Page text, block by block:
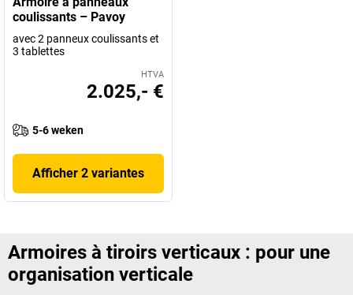
coulissants – Pavoy
avec 2 panneux coulissants et
3 tablettes
HTVA
2.025,- €
5-6 weken
Afficher 2 variantes
Armoires à tiroirs verticaux : pour une
organisation verticale